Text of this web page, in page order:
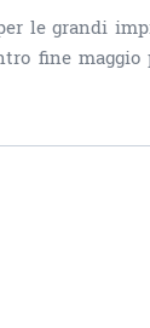
le grandi
fine maggio